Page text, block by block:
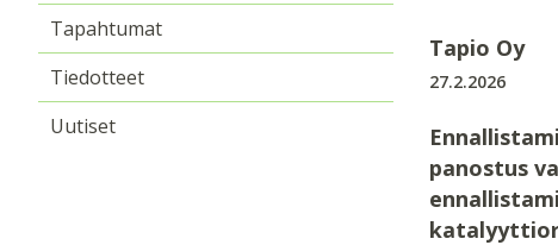
Tapio Oy
27.2.2026
panostus
Tapahtumat
Tiedotteet
Uutiset